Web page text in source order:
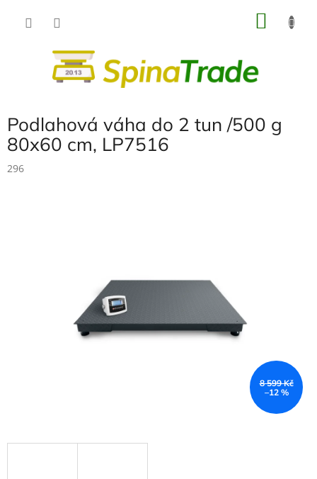
Podlahová váha do 2 tun /500 g
80x60 cm, LP7516
296
8 599 Kč
–12 %